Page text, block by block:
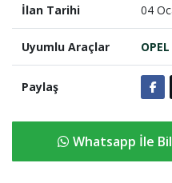
İlan Tarihi 04
Uyumlu Araçlar OPEL
Paylaş
Whatsapp İle